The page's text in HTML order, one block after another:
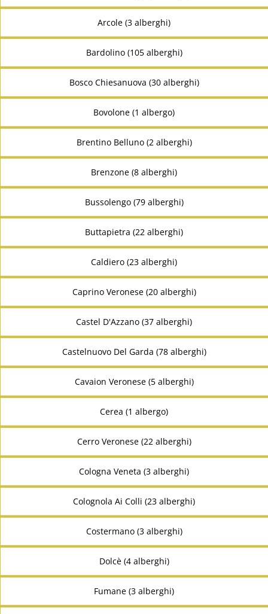
Arcole (3 alberghi)
Bardolino (105 alberghi)
Bosco Chiesanuova (30 alberghi)
Bovolone (1 albergo)
Brentino Belluno (2 alberghi)
Brenzone (8 alberghi)
Bussolengo (79 alberghi)
Buttapietra (22 alberghi)
Caldiero (23 alberghi)
Caprino Veronese (20 alberghi)
Castel D'Azzano (37 alberghi)
Castelnuovo Del Garda (78 alberghi)
Cavaion Veronese (5 alberghi)
Cerea (1 albergo)
Cerro Veronese (22 alberghi)
Cologna Veneta (3 alberghi)
Colognola Ai Colli (23 alberghi)
Costermano (3 alberghi)
Dolcè (4 alberghi)
Fumane (3 alberghi)